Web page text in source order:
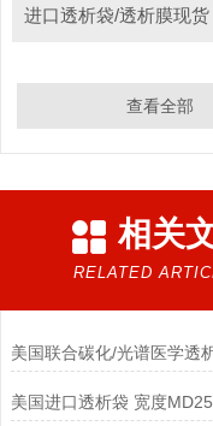
进口透析袋/透析膜现货
查看全部
相关
RELATED